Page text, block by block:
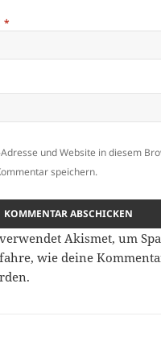
*
und Website in diesem
speichern.
Akismet, um
wie deine